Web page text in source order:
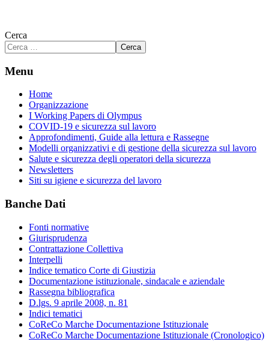
Cerca
Cerca
Menu
Home
Organizzazione
I Working Papers di Olympus
COVID-19 e sicurezza sul lavoro
Approfondimenti, Guide alla lettura e Rassegne
Modelli organizzativi e di gestione della sicurezza sul lavoro
Salute e sicurezza degli operatori della sicurezza
Newsletters
Siti su igiene e sicurezza del lavoro
Banche Dati
Fonti normative
Giurisprudenza
Contrattazione Collettiva
Interpelli
Indice tematico Corte di Giustizia
Documentazione istituzionale, sindacale e aziendale
Rassegna bibliografica
D.lgs. 9 aprile 2008, n. 81
Indici tematici
CoReCo Marche Documentazione Istituzionale
CoReCo Marche Documentazione Istituzionale (Cronologico)